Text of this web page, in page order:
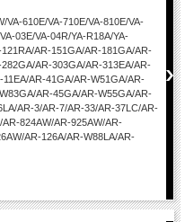
VA-610E/VA-710E/VA-810E/VA-
03E/VA-04R/YA-R18A/YA-
AR-151GA/AR-181GA/AR-
AR-303GA/AR-313EA/AR-
AR-41GA/AR-W51GA/AR-
AR-45GA/AR-W55GA/AR-
AR-3/AR-7/AR-33/AR-37LC/AR-
824AW/AR-925AW/AR-
AR-126A/AR-W88LA/AR-